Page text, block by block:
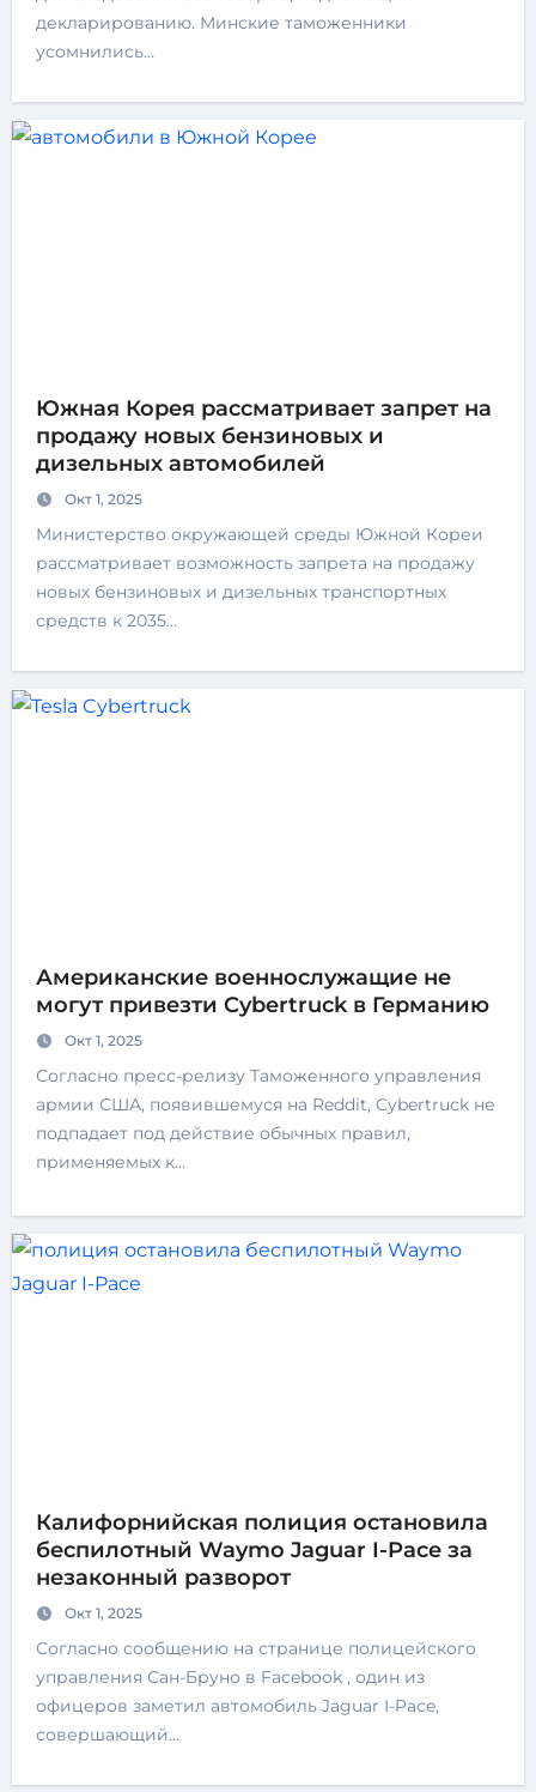
декларированию. Минские таможенники
усомнились…
Южная Корея рассматривает запрет на
продажу новых бензиновых и
дизельных автомобилей
Окт 1, 2025
Министерство окружающей среды Южной Кореи
рассматривает возможность запрета на продажу
новых бензиновых и дизельных транспортных
средств к 2035…
Американские военнослужащие не
могут привезти Cybertruck в Германию
Окт 1, 2025
Согласно пресс-релизу Таможенного управления
армии США, появившемуся на Reddit, Cybertruck не
подпадает под действие обычных правил,
применяемых к…
Калифорнийская полиция остановила
беспилотный Waymo Jaguar I-Pace за
незаконный разворот
Окт 1, 2025
Cогласно сообщению на странице полицейского
управления Сан-Бруно в Facebook , один из
офицеров заметил автомобиль Jaguar I-Pace,
совершающий…